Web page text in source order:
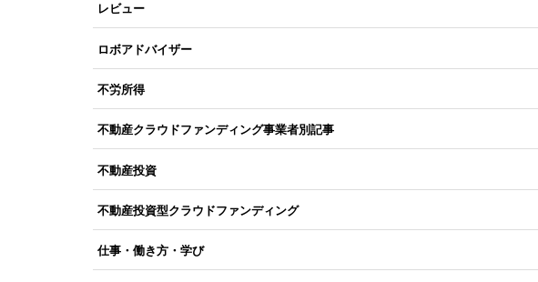
レビュー
ロボアドバイザー
不労所得
不動産クラウドファンディング事業者別記事
不動産投資
不動産投資型クラウドファンディング
仕事・働き方・学び